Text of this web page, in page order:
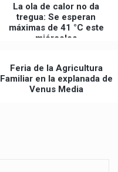
La ola de calor no da
tregua: Se esperan
máximas de 41 °C este
miércoles
Feria de la Agricultura
Familiar en la explanada de
Venus Media